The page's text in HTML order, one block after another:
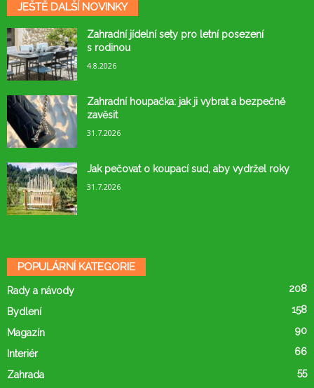
JEŠTĚ DALŠÍ NOVINKY
Zahradní jídelní sety pro letní posezení
s rodinou
4.8.2026
Zahradní houpačka: jak ji vybrat a bezpečně
zavěsit
31.7.2026
Jak pečovat o koupací sud, aby vydržel roky
31.7.2026
POPULÁRNÍ KATEGORIE
Rady a návody 208
Bydlení 158
Magazín 90
Interiér 66
Zahrada 55